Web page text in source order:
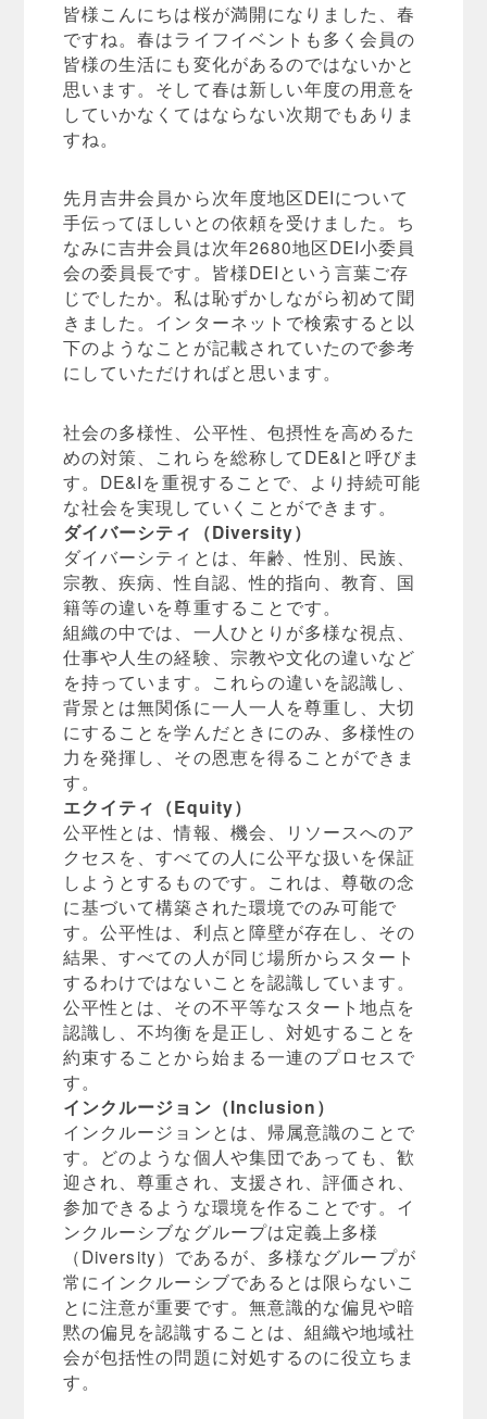
皆様こんにちは桜が満開になりました、春
ですね。春はライフイベントも多く会員の
皆様の生活にも変化があるのではないかと
思います。そして春は新しい年度の用意を
していかなくてはならない次期でもありま
すね。
先月吉井会員から次年度地区DEIについて
手伝ってほしいとの依頼を受けました。ち
なみに吉井会員は次年2680地区DEI小委員
会の委員長です。皆様DEIという言葉ご存
じでしたか。私は恥ずかしながら初めて聞
きました。インターネットで検索すると以
下のようなことが記載されていたので参考
にしていただければと思います。
社会の多様性、公平性、包摂性を高めるた
めの対策、これらを総称してDE&Iと呼びま
す。DE&Iを重視することで、より持続可能
な社会を実現していくことができます。
ダイバーシティ（Diversity）
ダイバーシティとは、年齢、性別、民族、
宗教、疾病、性自認、性的指向、教育、国
籍等の違いを尊重することです。
組織の中では、一人ひとりが多様な視点、
仕事や人生の経験、宗教や文化の違いなど
を持っています。これらの違いを認識し、
背景とは無関係に一人一人を尊重し、大切
にすることを学んだときにのみ、多様性の
力を発揮し、その恩恵を得ることができま
す。
エクイティ（Equity）
公平性とは、情報、機会、リソースへのア
クセスを、すべての人に公平な扱いを保証
しようとするものです。これは、尊敬の念
に基づいて構築された環境でのみ可能で
す。公平性は、利点と障壁が存在し、その
結果、すべての人が同じ場所からスタート
するわけではないことを認識しています。
公平性とは、その不平等なスタート地点を
認識し、不均衡を是正し、対処することを
約束することから始まる一連のプロセスで
す。
インクルージョン（Inclusion）
インクルージョンとは、帰属意識のことで
す。どのような個人や集団であっても、歓
迎され、尊重され、支援され、評価され、
参加できるような環境を作ることです。イ
ンクルーシブなグループは定義上多様
（Diversity）であるが、多様なグループが
常にインクルーシブであるとは限らないこ
とに注意が重要です。無意識的な偏見や暗
黙の偏見を認識することは、組織や地域社
会が包括性の問題に対処するのに役立ちま
す。